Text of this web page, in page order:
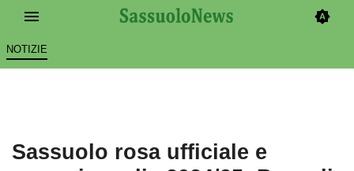
NOTIZIE
Sassuolo rosa ufficiale e